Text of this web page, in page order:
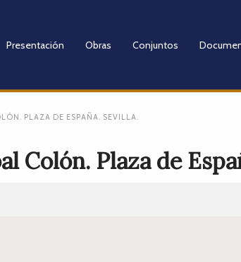
Presentación Obras Conjuntos
PLAZA DE ESPAÑA. SEVILLA.
Colón. Plaza de